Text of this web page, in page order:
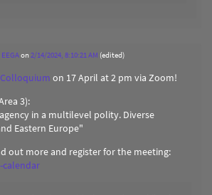
on2/14/2024, 8:10:21 AM (edited)
on 17 April at 2 pm via Zoom!
3):
in a multilevel polity. Diverse
Eastern Europe"
out more and register for the meeting:
calendar